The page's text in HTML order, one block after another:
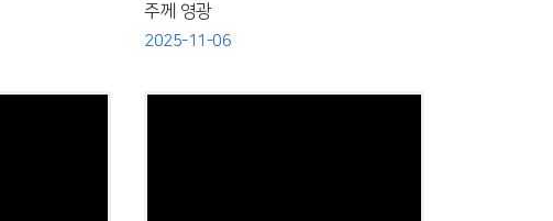
주께 영광
2025-11-06